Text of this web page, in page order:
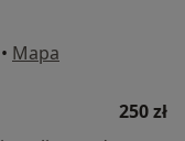
• Mapa
250 zł